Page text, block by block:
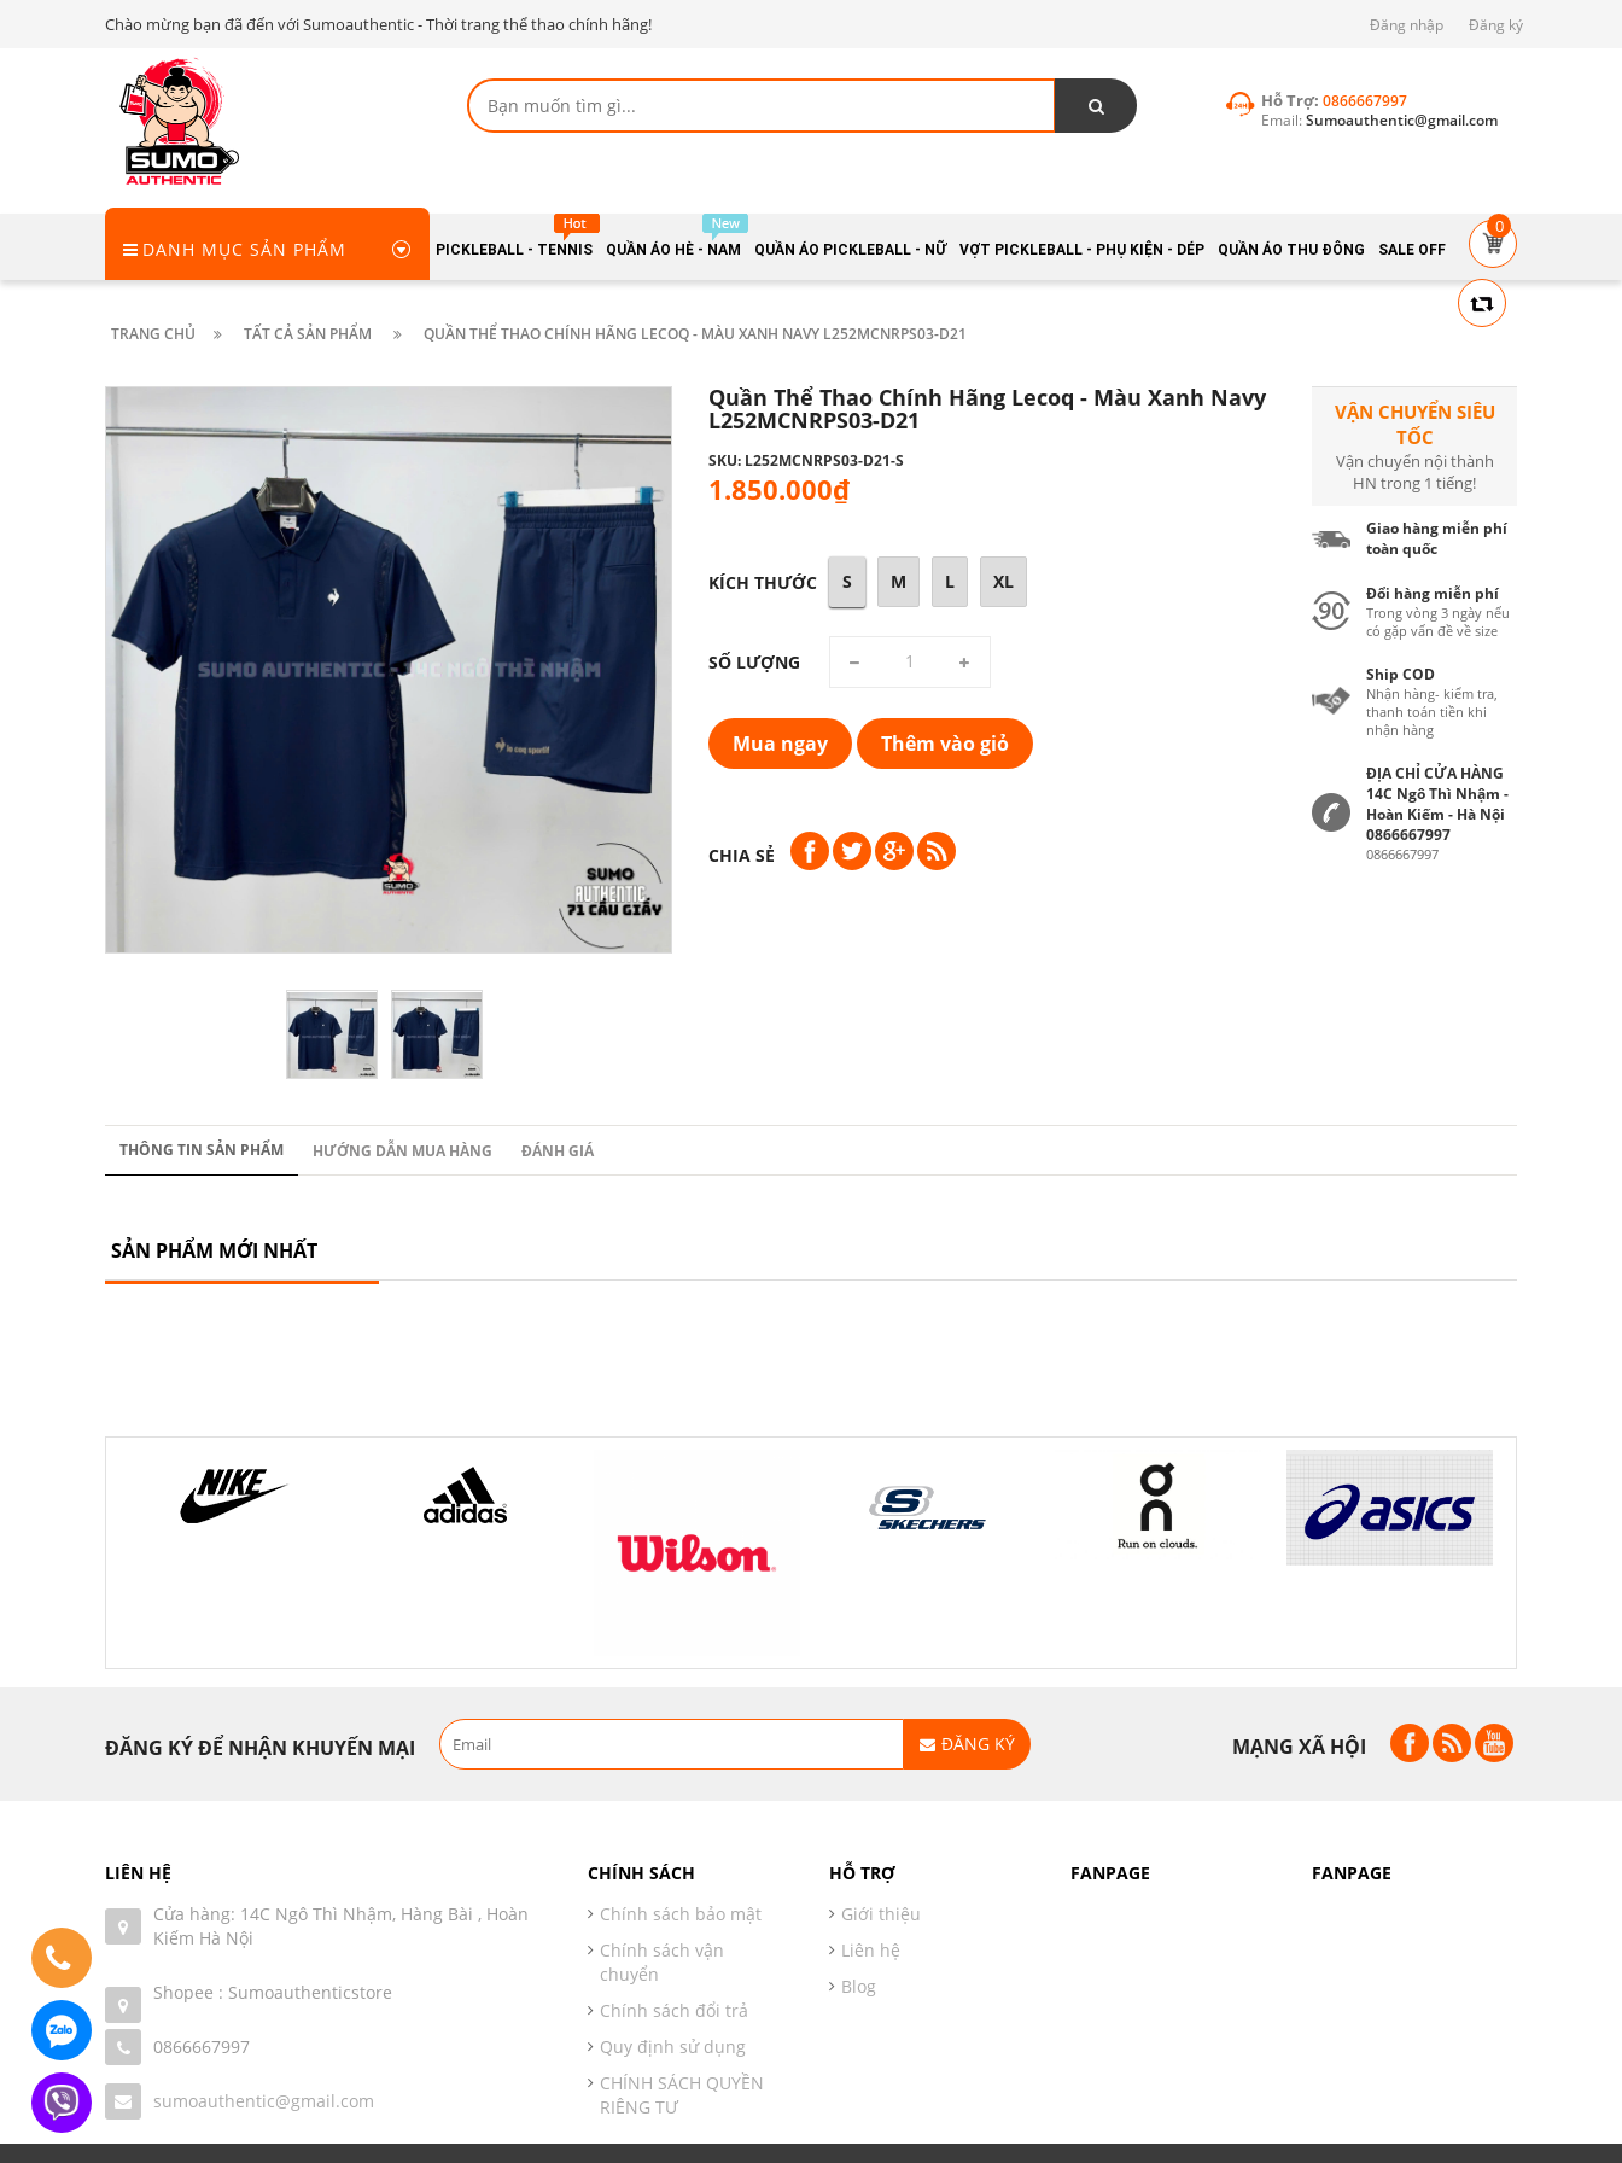
Chào mừng bạn đã đến với Sumoauthentic - Thời trang thể thao chính hãng! Đăng nhập Đăng ký
Hỗ Trợ: 0866667997
Email: Sumoauthentic@gmail.com
DANH MỤC SẢN PHẨM PICKLEBALL - TENNIS QUẦN ÁO HÈ - NAM QUẦN ÁO PICKLEBALL - NỮ VỢT PICKLEBALL - PHỤ KIỆN - DÉP QUẦN ÁO THU ĐÔNG SALE OFF
0
TRANG CHỦ TẤT CẢ SẢN PHẨM QUẦN THỂ THAO CHÍNH HÃNG LECOQ - MÀU XANH NAVY L252MCNRPS03-D21
Quần Thể Thao Chính Hãng Lecoq - Màu Xanh Navy
L252MCNRPS03-D21
SKU: L252MCNRPS03-D21-S
1.850.000₫
KÍCH THƯỚC S M L XL
SỐ LƯỢNG
Mua ngay Thêm vào giỏ
CHIA SẺ
VẬN CHUYỂN SIÊU
TỐC
Vận chuyển nội thành
HN trong 1 tiếng!
Giao hàng miễn phí
toàn quốc
Đổi hàng miễn phí
Trong vòng 3 ngày nếu
có gặp vấn đề về size
Ship COD
Nhận hàng- kiểm tra,
thanh toán tiền khi
nhận hàng
ĐỊA CHỈ CỬA HÀNG
14C Ngô Thì Nhậm -
Hoàn Kiếm - Hà Nội
0866667997
0866667997
THÔNG TIN SẢN PHẨM HƯỚNG DẪN MUA HÀNG ĐÁNH GIÁ
SẢN PHẨM MỚI NHẤT
ĐĂNG KÝ ĐỂ NHẬN KHUYẾN MẠI ĐĂNG KÝ MẠNG XÃ HỘI
LIÊN HỆ
Cửa hàng: 14C Ngô Thì Nhậm, Hàng Bài , Hoàn
Kiếm Hà Nội
Shopee : Sumoauthenticstore
0866667997
sumoauthentic@gmail.com
CHÍNH SÁCH
Chính sách bảo mật
Chính sách vận
chuyển
Chính sách đổi trả
Quy định sử dụng
CHÍNH SÁCH QUYỀN
RIÊNG TƯ
HỖ TRỢ
Giới thiệu
Liên hệ
Blog
FANPAGE FANPAGE